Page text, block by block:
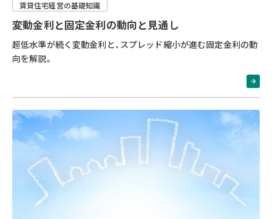
賃貸住宅経営の基礎知識
変動金利と固定金利の動向と見通し
超低水準が続く変動金利と、スプレッド縮小が進む固定金利の動
向を解説。